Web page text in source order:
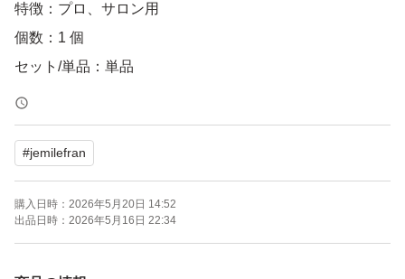
特徴：プロ、サロン用
個数：1 個
セット/単品：単品
#jemilefran
購入日時： 2026年5月20日 14:52
出品日時： 2026年5月16日 22:34